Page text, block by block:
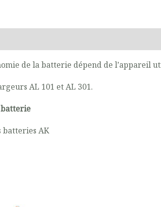
de la batterie dépend de l’appareil
AL 101 etAL 301.
batteries AK